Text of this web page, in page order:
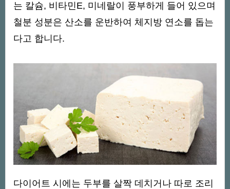
는 칼슘, 비타민E, 미네랄이 풍부하게 들어 있으며
철분 성분은 산소를 운반하여 체지방 연소를 돕는
다고 합니다.
다이어트 시에는 두부를 살짝 데치거나 따로 조리